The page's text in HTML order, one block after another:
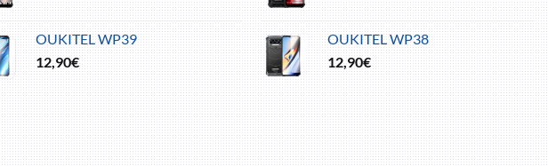
OUKITEL WP39
12,90€
OUKITEL WP38
12,90€